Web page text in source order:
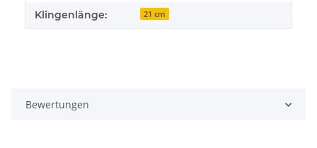
Klingenlänge: 21 cm
Bewertungen